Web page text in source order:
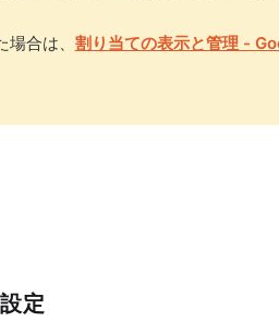
合は、 割り当ての表示と管理 -
定